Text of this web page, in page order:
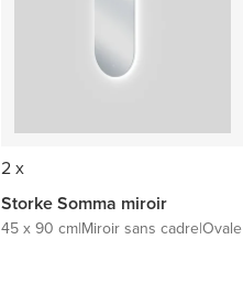
2 x
Storke Somma miroir
45 x 90 cm|Miroir sans cadre|Ovale